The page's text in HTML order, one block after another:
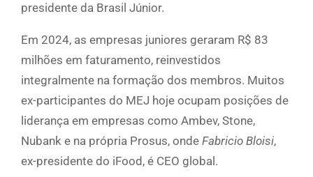
presidente da Brasil Júnior.
Em 2024, as empresas juniores geraram R$ 83
milhões em faturamento, reinvestidos
integralmente na formação dos membros. Muitos
ex-participantes do MEJ hoje ocupam posições de
liderança em empresas como Ambev, Stone,
Nubank e na própria Prosus, onde Fabricio Bloisi,
ex-presidente do iFood, é CEO global.